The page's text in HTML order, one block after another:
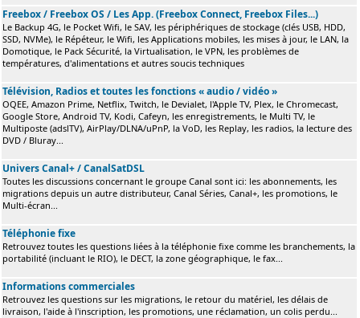
Freebox / Freebox OS / Les App. (Freebox Connect, Freebox Files...)
Le Backup 4G, le Pocket Wifi, le SAV, les périphériques de stockage (clés USB, HDD,
SSD, NVMe), le Répéteur, le Wifi, les Applications mobiles, les mises à jour, le LAN, la
Domotique, le Pack Sécurité, la Virtualisation, le VPN, les problèmes de
températures, d'alimentations et autres soucis techniques
Télévision, Radios et toutes les fonctions « audio / vidéo »
OQEE, Amazon Prime, Netflix, Twitch, le Devialet, l'Apple TV, Plex, le Chromecast,
Google Store, Android TV, Kodi, Cafeyn, les enregistrements, le Multi TV, le
Multiposte (adslTV), AirPlay/DLNA/uPnP, la VoD, les Replay, les radios, la lecture des
DVD / Bluray...
Univers Canal+ / CanalSatDSL
Toutes les discussions concernant le groupe Canal sont ici: les abonnements, les
migrations depuis un autre distributeur, Canal Séries, Canal+, les promotions, le
Multi-écran...
Téléphonie fixe
Retrouvez toutes les questions liées à la téléphonie fixe comme les branchements, la
portabilité (incluant le RIO), le DECT, la zone géographique, le fax...
Informations commerciales
Retrouvez les questions sur les migrations, le retour du matériel, les délais de
livraison, l'aide à l'inscription, les promotions, une réclamation, un colis perdu...